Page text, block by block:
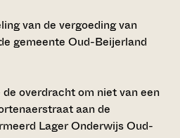
van de vergoeding van
gemeente Oud-Beijerland
overdracht om niet van een
aan de
Lager Onderwijs Oud-